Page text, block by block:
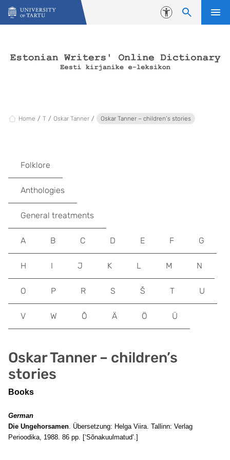
Skip to content
Accessibility
Home T Oskar Tanner Oskar Tanner – children’s stories
Oskar Tanner – children’s
stories
Books
German
Die Ungehorsamen. Übersetzung: Helga Viira. Tallinn: Verlag
Perioodika, 1988. 86 pp. [‘Sõnakuulmatud’.]
Folklore
Anthologies
General treatments
A B C D E F G
H I J K L M N
O P R S Š T U
V W Õ Ä Ö Ü